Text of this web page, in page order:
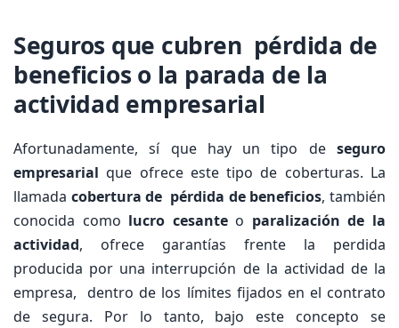
Seguros que cubren pérdida de
beneficios o la parada de la
actividad empresarial
Afortunadamente, sí que hay un tipo deseguro
empresarial que ofrece este tipo de coberturas. La
llamada cobertura de pérdida de beneficios, también
conocida como lucro cesanteo paralización de la
actividad, ofrece garantías frente la perdida
producida por una interrupción de la actividad de la
empresa, dentro de los límites fijados en el contrato
de segura. Por lo tanto, bajo este concepto se